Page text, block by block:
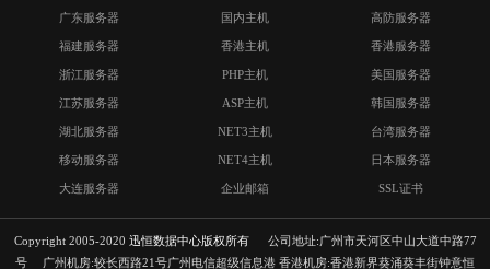
广东服务器
福建服务器
浙江服务器
江苏服务器
湖北服务器
移动服务器
大连服务器
国内主机
香港主机
PHP主机
ASP主机
NET3主机
NET4主机
企业邮箱
高防服务器
香港服务器
美国服务器
韩国服务器
台湾服务器
日本服务器
SSL证书
Copyright 2005-2020 迅恒数据中心版权所有公司地址:广州市天河区中山大道中路77
号 广州机房:较长西路21号广州电信超级信息港 香港机房:香港新界葵涌葵丰街钟意恒